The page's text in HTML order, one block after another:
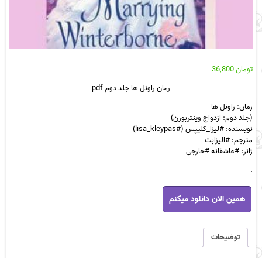
تومان36,800
رمان راونل ها جلد دوم pdf
رمان: راونل ها
(جلد دوم: ازدواج وینتربورن)
نویسنده: #لیزا_کلیپس (#lisa_kleypas)
مترجم: #الیزابت
ژانر: #عاشقانه #خارجی
.
رمان
راونل
ها
دوم
pdf
همین الان دانلود میکنم
توضیحات